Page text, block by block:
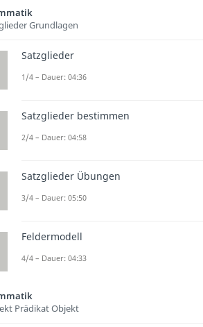
Grundlagen
Satzglieder
1/4 – Dauer: 04:36
Satzglieder bestimmen
2/4 – Dauer: 04:58
Satzglieder Übungen
3/4 – Dauer: 05:50
Feldermodell
4/4 – Dauer: 04:33
Prädikat Objekt